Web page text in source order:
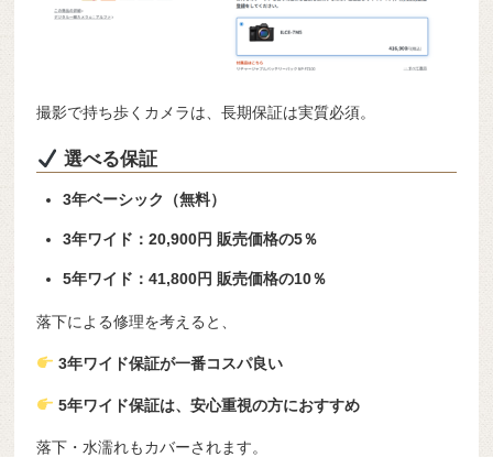
撮影で持ち歩くカメラは、長期保証は実質必須。
選べる保証
3年ベーシック（無料）
3年ワイド：20,900円 販売価格の5％
5年ワイド：41,800円 販売価格の10％
落下による修理を考えると、
3年ワイド保証が一番コスパ良い
5年ワイド保証は、安心重視の方におすすめ
落下・水濡れもカバーされます。